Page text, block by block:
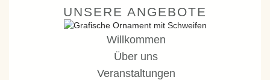
UNSERE ANGEBOTE
Willkommen
Über uns
Veranstaltungen